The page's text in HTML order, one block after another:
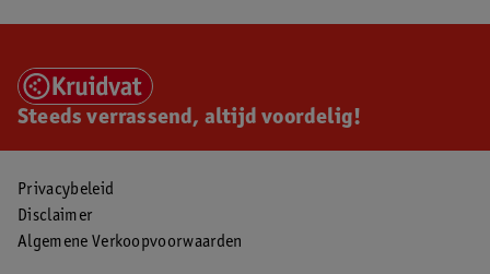
Steeds verrassend, altijd voordelig!
Privacybeleid
Disclaimer
Algemene Verkoopvoorwaarden